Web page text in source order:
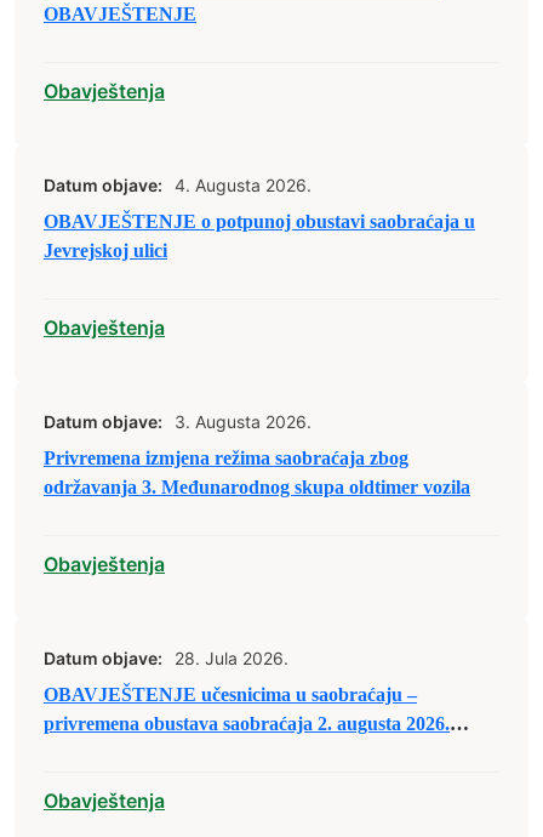
OBAVJEŠTENJE
Obavještenja
Datum objave:
4. Augusta 2026.
OBAVJEŠTENJE o potpunoj obustavi saobraćaja u
Jevrejskoj ulici
Obavještenja
Datum objave:
3. Augusta 2026.
Privremena izmjena režima saobraćaja zbog
održavanja 3. Međunarodnog skupa oldtimer vozila
Obavještenja
Datum objave:
28. Jula 2026.
OBAVJEŠTENJE učesnicima u saobraćaju –
privremena obustava saobraćaja 2. augusta 2026.
Obavještenja